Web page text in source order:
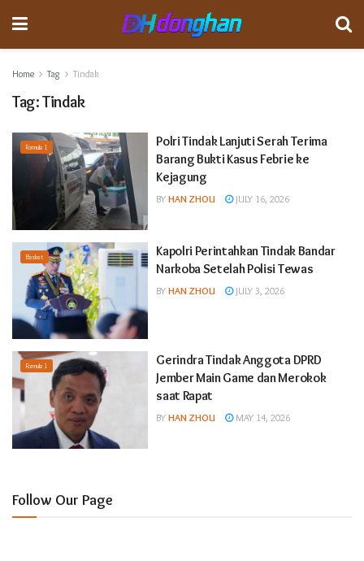
Home Tag Tindak
Tag:Tindak
Formula 1
Polri Tindak Lanjuti Serah Terima
Barang Bukti Kasus Febrie ke
Kejagung
BY HAN ZHOU JULY 16, 2026
Basket
Kapolri Perintahkan Tindak Bandar
Narkoba Setelah Polisi Tewas
BY HAN ZHOU JULY 3, 2026
Formula 1
Gerindra Tindak Anggota DPRD
Jember Main Game dan Merokok
saat Rapat
BY HAN ZHOU MAY 14, 2026
Follow Our Page